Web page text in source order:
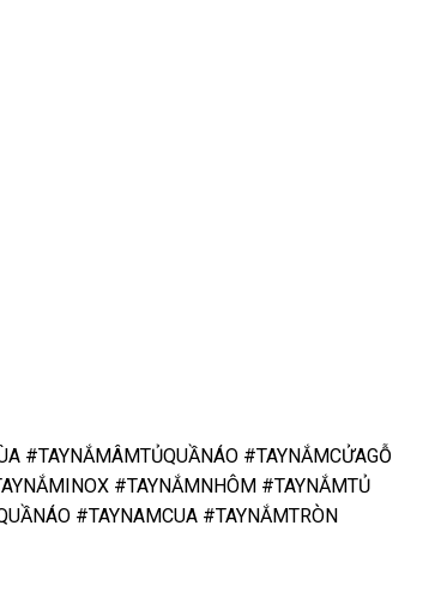
#TAYNẮMÂMTỦQUẦNÁO #TAYNẮMCỬAGỖ
#TAYNẮMNHÔM #TAYNẮMTỦ
#TAYNAMCUA #TAYNẮMTRÒN